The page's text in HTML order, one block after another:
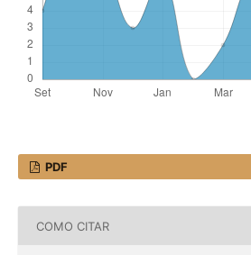
PDF
COMO CITAR